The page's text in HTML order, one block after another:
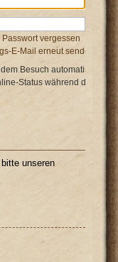
vergessen
E-Mail erneut senden
Besuch automatisch
Status während dieser
unseren